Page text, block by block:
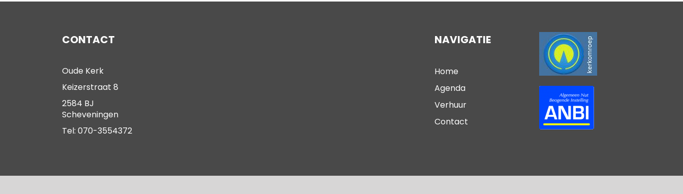
CONTACT
Oude Kerk
Keizerstraat 8
2584 BJ
Scheveningen
Tel: 070-3554372
NAVIGATIE
Home
Agenda
Verhuur
Contact